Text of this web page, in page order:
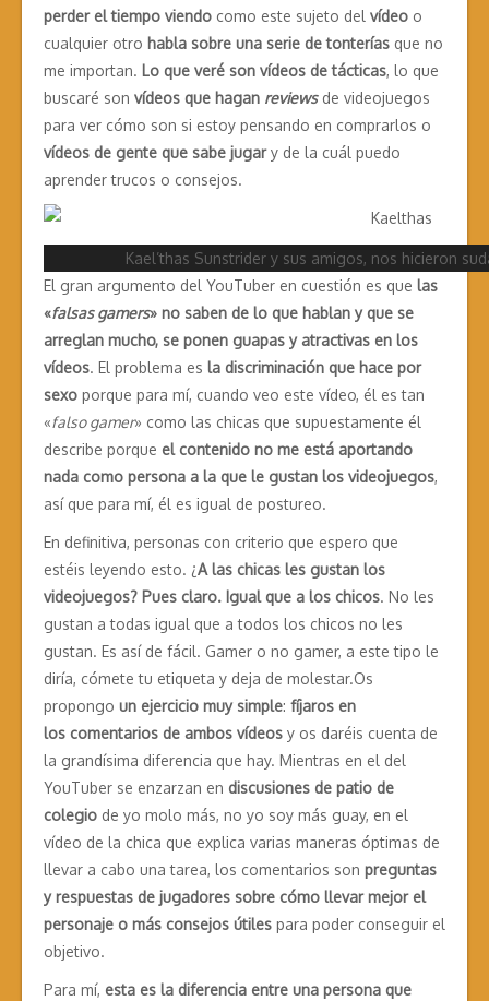
perder el tiempo viendo como este sujeto del vídeo o
cualquier otro habla sobre una serie de tonterías que no
me importan. Lo que veré son vídeos de tácticas, lo que
buscaré son vídeos que hagan reviewsde videojuegos
para ver cómo son si estoy pensando en comprarlos o
vídeos de gente que sabe jugary de la cuál puedo
aprender trucos o consejos.
Kael’thas Sunstrider y sus amigos, nos hicieron
El gran argumento del YouTuber en cuestión es que las
«falsas gamers» no saben de lo que hablan y que se
arreglan mucho, se ponen guapas y atractivas en los
vídeos. El problema es la discriminación que hace por
sexo porque para mí, cuando veo este vídeo, él es tan
«falso gamer» como las chicas que supuestamente él
describe porque el contenido no me está aportando
nada como persona a la que le gustan los videojuegos,
así que para mí, él es igual de postureo.
En definitiva, personas con criterio que espero que
estéis leyendo esto. ¿A las chicas les gustan los
videojuegos? Pues claro. Igual que a los chicos. No les
gustan a todas igual que a todos los chicos no les
gustan. Es así de fácil. Gamer o no gamer, a este tipo le
diría, cómete tu etiqueta y deja de molestar.Os
propongo un ejercicio muy simple: fíjaros en
los comentarios de ambos vídeos y os daréis cuenta de
la grandísima diferencia que hay. Mientras en el del
YouTuber se enzarzan en discusiones de patio de
colegio de yo molo más, no yo soy más guay, en el
vídeo de la chica que explica varias maneras óptimas de
llevar a cabo una tarea, los comentarios son preguntas
y respuestas de jugadores sobre cómo llevar mejor el
personaje o más consejos útiles para poder conseguir el
objetivo.
Para mí, esta es la diferencia entre una persona que